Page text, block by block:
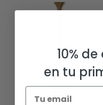
Remo
Noche
10%
en tu